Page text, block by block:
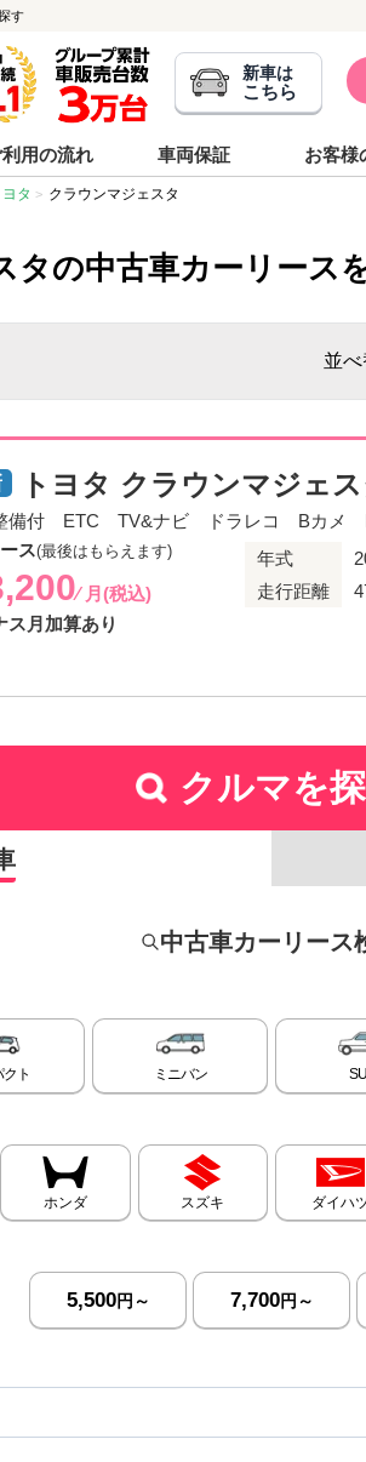
す
新車は
こちら
用の流れ 車両保証 お客様
タ クラウンマジェスタ
タの中古車カーリース
並べ
トヨタ クラウンマジェ
備付 ETC TV&ナビ ドラレコ Bカメ
ス(最後はもらえます)
⁄ 月(税込)
ス月加算あり
年式
走行距離
クルマを
中古車カーリース
ト ミニバン
ホンダ スズキ ダイハ
5,500円～ 7,700円～